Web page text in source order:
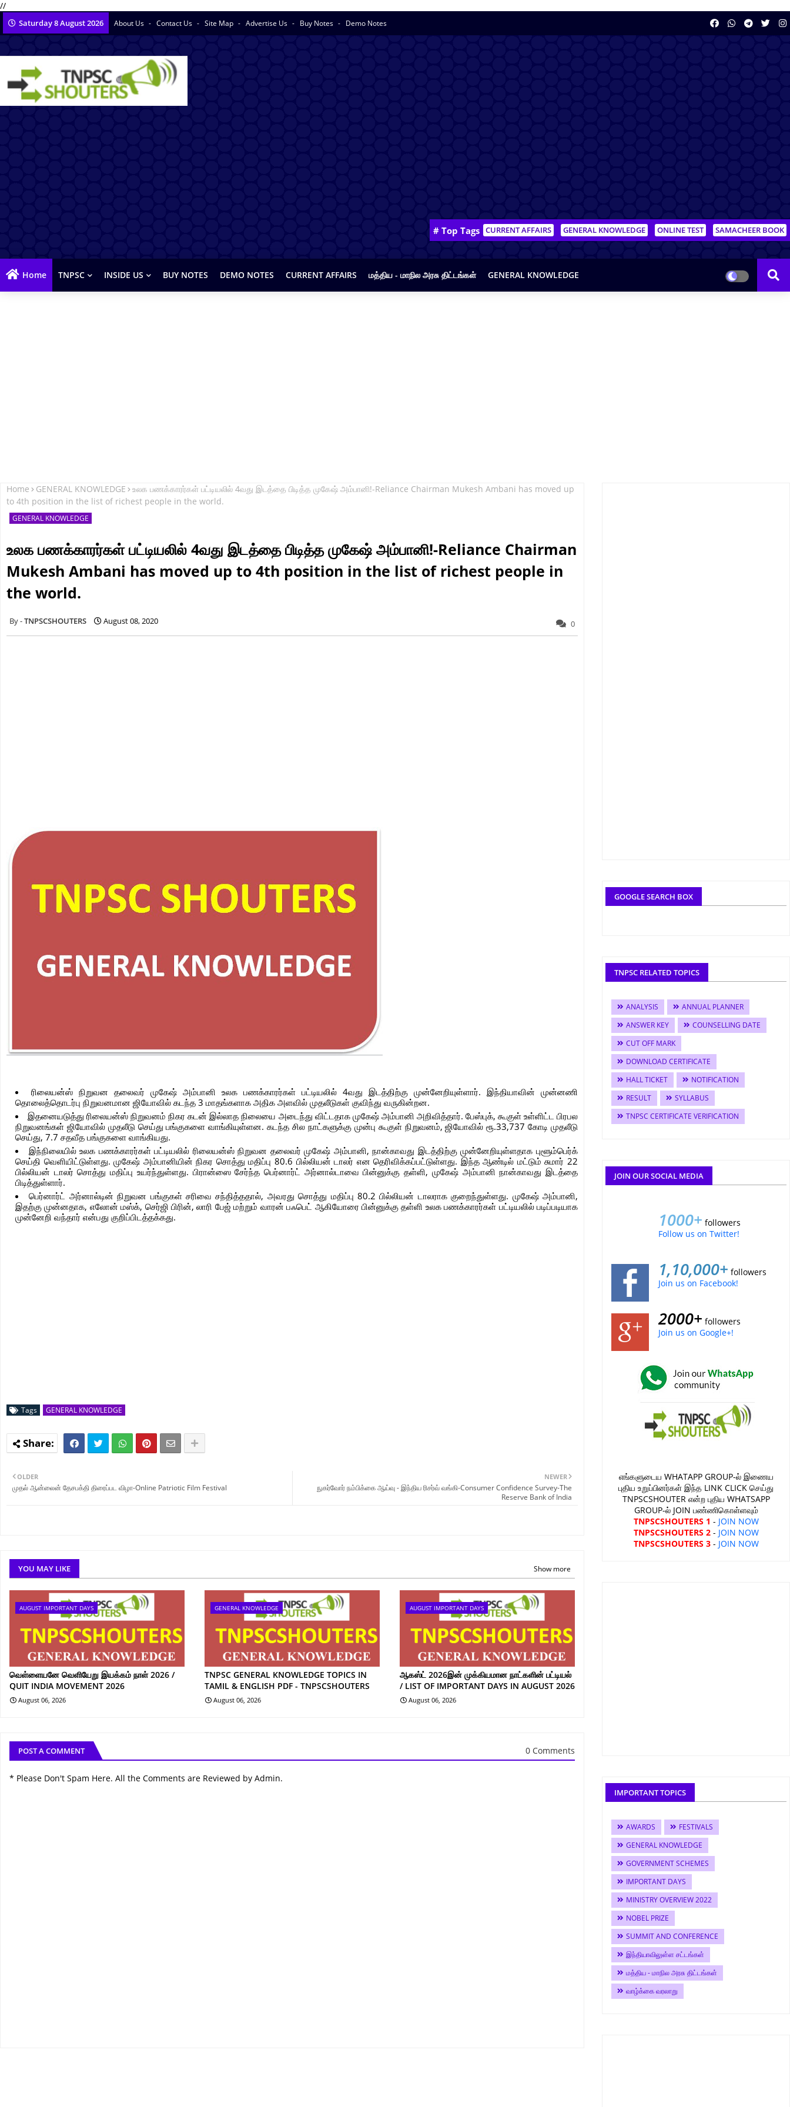
//
Saturday 8 August 2026 About Us Contact Us Site Map Advertise Us Buy Notes Demo Notes
# Top Tags CURRENT AFFAIRS GENERAL KNOWLEDGE ONLINE TEST SAMACHEER BOOK
Home TNPSC INSIDE US BUY NOTES DEMO NOTES CURRENT AFFAIRS மத்திய - மாநில அரசு திட்டங்கள் GENERAL KNOWLEDGE
Home GENERAL KNOWLEDGE
உலக பணக்காரர்கள் பட்டியலில் 4வது இடத்தை பிடித்த முகேஷ் அம்பானி!-Reliance Chairman Mukesh Ambani has moved up
to 4th position in the list of richest people in the world.
GENERAL KNOWLEDGE
உலக பணக்காரர்கள் பட்டியலில் 4வது இடத்தை பிடித்த முகேஷ் அம்பானி!-Reliance Chairman
Mukesh Ambani has moved up to 4th position in the list of richest people in
the world.
TNPSCSHOUTERS August 08, 2020 0
ரிலையன்ஸ் நிறுவன தலைவர் முகேஷ் அம்பானி உலக பணக்காரர்கள் பட்டியலில் 4வது இடத்திற்கு முன்னேறியுள்ளார். இந்தியாவின் முன்னணி
தொலைத்தொடர்பு நிறுவனமான ஜியோவில் கடந்த 3 மாதங்களாக அதிக அளவில் முதலீடுகள் குவிந்து வருகின்றன.
இதனையடுத்து ரிலையன்ஸ் நிறுவனம் நிகர கடன் இல்லாத நிலையை அடைந்து விட்டதாக முகேஷ் அம்பானி அறிவித்தார். பேஸ்புக், கூகுள் உள்ளிட்ட பிரபல
நிறுவனங்கள் ஜியோவில் முதலீடு செய்து பங்குகளை வாங்கியுள்ளன. கடந்த சில நாட்களுக்கு முன்பு கூகுள் நிறுவனம், ஜியோவில் ரூ.33,737 கோடி முதலீடு
செய்து, 7.7 சதவீத பங்குகளை வாங்கியது.
இந்நிலையில் உலக பணக்காரர்கள் பட்டியலில் ரிலையன்ஸ் நிறுவன தலைவர் முகேஷ் அம்பானி, நான்காவது இடத்திற்கு முன்னேறியுள்ளதாக புளூம்பெர்க்
செய்தி வெளியிட்டுள்ளது. முகேஷ் அம்பானியின் நிகர சொத்து மதிப்பு 80.6 பில்லியன் டாலர் என தெரிவிக்கப்பட்டுள்ளது. இந்த ஆண்டில் மட்டும் சுமார் 22
பில்லியன் டாலர் சொத்து மதிப்பு உயர்ந்துள்ளது. பிரான்ஸை சேர்ந்த பெர்னார்ட் அர்னால்டாவை பின்னுக்கு தள்ளி, முகேஷ் அம்பானி நான்காவது இடத்தை
பிடித்துள்ளார்.
பெர்னார்ட் அர்னால்டின் நிறுவன பங்குகள் சரிவை சந்தித்ததால், அவரது சொத்து மதிப்பு 80.2 பில்லியன் டாலராக குறைந்துள்ளது. முகேஷ் அம்பானி,
இதற்கு முன்னதாக, எலோன் மஸ்க், செர்ஜி பிரின், லாரி பேஜ் மற்றும் வாரன் பஃபெட் ஆகியோரை பின்னுக்கு தள்ளி உலக பணக்காரர்கள் பட்டியலில் படிப்படியாக
முன்னேறி வந்தார் என்பது குறிப்பிடத்தக்கது.
Tags GENERAL KNOWLEDGE
NEWER
நுகர்வோர் நம்பிக்கை ஆய்வு - இந்திய ரிசர்வ் வங்கி-Consumer Confidence Survey-The
Reserve Bank of India
OLDER
முதல் ஆன்லைன் தேசபக்தி திரைப்பட விழா-Online Patriotic Film Festival
YOU MAY LIKE Show more
AUGUST IMPORTANT DAYS
வெள்ளையனே வெளியேறு இயக்கம் நாள் 2026 /
QUIT INDIA MOVEMENT 2026
August 06, 2026
GENERAL KNOWLEDGE
TNPSC GENERAL KNOWLEDGE TOPICS IN
TAMIL & ENGLISH PDF - TNPSCSHOUTERS
August 06, 2026
AUGUST IMPORTANT DAYS
ஆகஸ்ட் 2026இன் முக்கியமான நாட்களின் பட்டியல்
/ LIST OF IMPORTANT DAYS IN AUGUST 2026
August 06, 2026
POST A COMMENT 0 Comments
* Please Don't Spam Here. All the Comments are Reviewed by Admin.
GOOGLE SEARCH BOX
TNPSC RELATED TOPICS
ANALYSIS
ANNUAL PLANNER
ANSWER KEY
COUNSELLING DATE
CUT OFF MARK
DOWNLOAD CERTIFICATE
HALL TICKET
NOTIFICATION
RESULT
SYLLABUS
TNPSC CERTIFICATE VERIFICATION
JOIN OUR SOCIAL MEDIA
1000+ followers
Follow us on Twitter!
1,10,000+ followers
Join us on Facebook!
2000+ followers
Join us on Google+!
எங்களுடைய WHATAPP GROUP-ல் இணைய
புதிய உறுப்பினர்கள் இந்த LINK CLICK செய்து
TNPSCSHOUTER என்ற புதிய WHATSAPP
GROUP-ல் JOIN பண்ணிகொள்ளவும்
TNPSCSHOUTERS 1 - JOIN NOW
TNPSCSHOUTERS 2- JOIN NOW
TNPSCSHOUTERS 3- JOIN NOW
IMPORTANT TOPICS
AWARDS
FESTIVALS
GENERAL KNOWLEDGE
GOVERNMENT SCHEMES
IMPORTANT DAYS
MINISTRY OVERVIEW 2022
NOBEL PRIZE
SUMMIT AND CONFERENCE
இந்தியாவிலுள்ள சட்டங்கள்
மத்திய - மாநில அரசு திட்டங்கள்
வாழ்க்கை வரலாறு